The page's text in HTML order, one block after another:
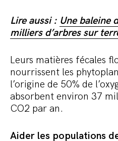
Lire aussi : Une baleine
milliers d’arbres sur
Leurs matières fécales
nourrissent les
l’origine de 50% de
absorbent environ 37
CO2 par an.
Aider les populations